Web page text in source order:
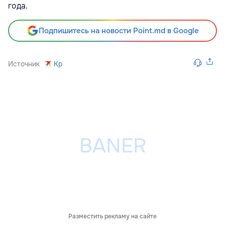
года.
Подпишитесь на новости Point.md в Google
Источник Kp
Разместить рекламу на сайте